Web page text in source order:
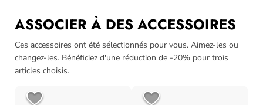
ASSOCIER À DES ACCESSOIRES
Ces accessoires ont été sélectionnés pour vous. Aimez-les ou
changez-les. Bénéficiez d'une réduction de -20% pour trois
articles choisis.